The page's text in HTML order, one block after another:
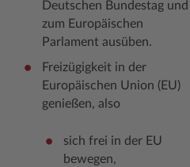
Woche der Seelischen Gesundheit
Karrieretag
Zahlen, Daten, Fakten
Deutschen Bundestag und
zum Europäischen
Parlament ausüben.
Freizügigkeit in der
Europäischen Union (EU)
genießen, also
sich frei in der EU
bewegen,